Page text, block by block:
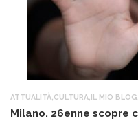
ATTUALITÀ CULTURA IL MIO BLOG
Milano. 26enne scopre